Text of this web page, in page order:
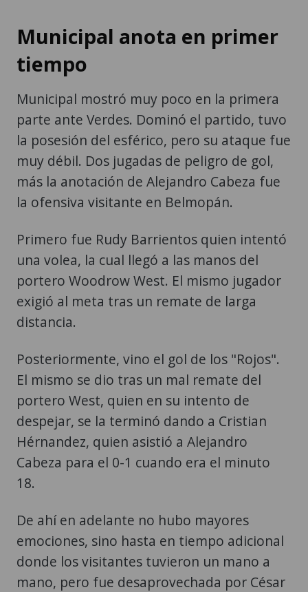
Municipal anota en primer
tiempo
Municipal mostró muy poco en la primera
parte ante Verdes. Dominó el partido, tuvo
la posesión del esférico, pero su ataque fue
muy débil. Dos jugadas de peligro de gol,
más la anotación de Alejandro Cabeza fue
la ofensiva visitante en Belmopán.
Primero fue Rudy Barrientos quien intentó
una volea, la cual llegó a las manos del
portero Woodrow West. El mismo jugador
exigió al meta tras un remate de larga
distancia.
Posteriormente, vino el gol de los "Rojos".
El mismo se dio tras un mal remate del
portero West, quien en su intento de
despejar, se la terminó dando a Cristian
Hérnandez, quien asistió a Alejandro
Cabeza para el 0-1 cuando era el minuto
18.
De ahí en adelante no hubo mayores
emociones, sino hasta en tiempo adicional
donde los visitantes tuvieron un mano a
mano, pero fue desaprovechada por César